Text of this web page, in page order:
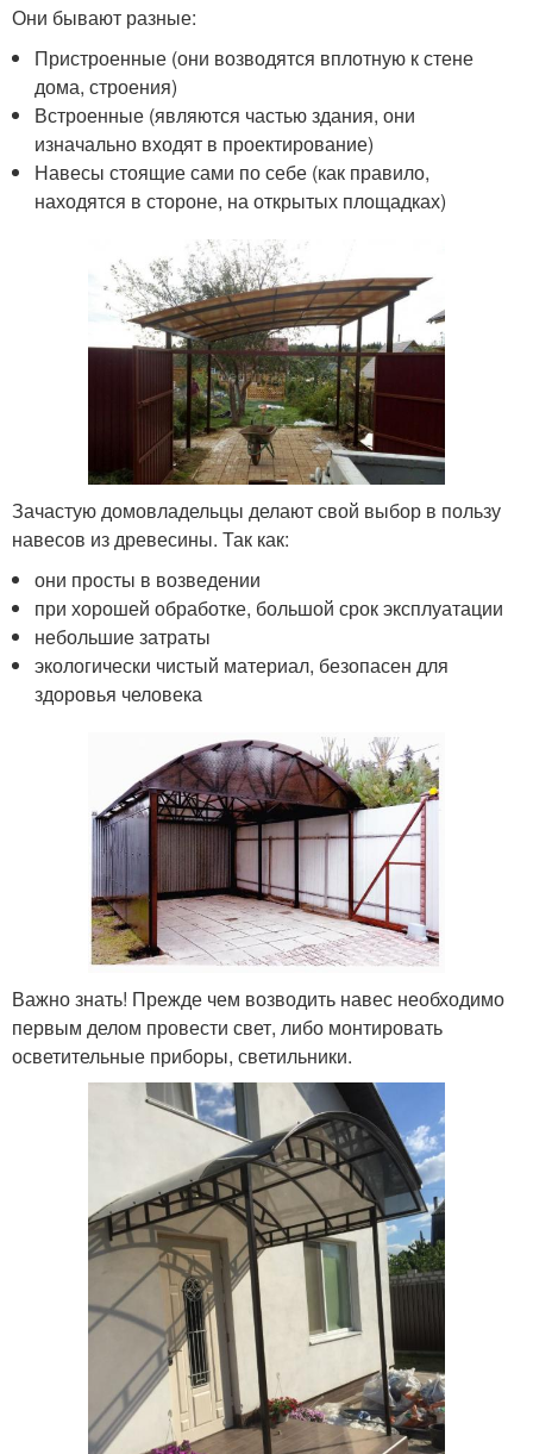
Они бывают разные:
Пристроенные (они возводятся вплотную к стене
дома, строения)
Встроенные (являются частью здания, они
изначально входят в проектирование)
Навесы стоящие сами по себе (как правило,
находятся в стороне, на открытых площадках)
Зачастую домовладельцы делают свой выбор в пользу
навесов из древесины. Так как:
они просты в возведении
при хорошей обработке, большой срок эксплуатации
небольшие затраты
экологически чистый материал, безопасен для
здоровья человека
Важно знать! Прежде чем возводить навес необходимо
первым делом провести свет, либо монтировать
осветительные приборы, светильники.